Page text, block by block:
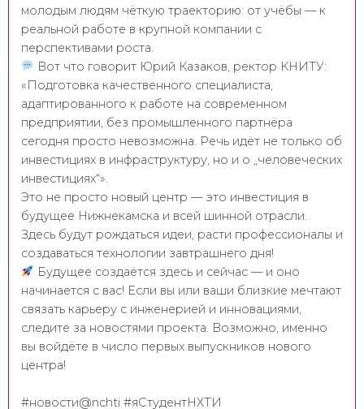
молодым людям чёткую траекторию: от учёбы — к
реальной работе в крупной компании с
перспективами роста.
Вот что говорит Юрий Казаков, ректор КНИТУ:
«Подготовка качественного специалиста,
адаптированного к работе на современном
предприятии, без промышленного партнёра
сегодня просто невозможна. Речь идёт не только об
инвестициях в инфраструктуру, но и о „человеческих
инвестициях“».
Это не просто новый центр — это инвестиция в
будущее Нижнекамска и всей шинной отрасли.
Здесь будут рождаться идеи, расти профессионалы и
создаваться технологии завтрашнего дня!
Будущее создаётся здесь и сейчас — и оно
начинается с вас! Если вы или ваши близкие мечтают
связать карьеру с инженерией и инновациями,
следите за новостями проекта. Возможно, именно
вы войдёте в число первых выпускников нового
центра!
#новости@nchti #яСтудентНХТИ